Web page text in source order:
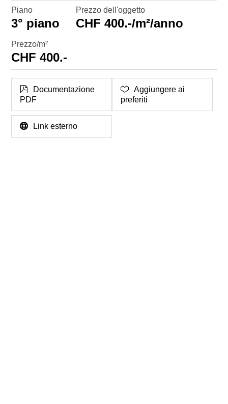
Piano
3° piano
Prezzo dell'oggetto
CHF 400.-/m²/anno
Prezzo/m²
CHF 400.-
Documentazione
PDF
Aggiungere ai
preferiti
Link esterno